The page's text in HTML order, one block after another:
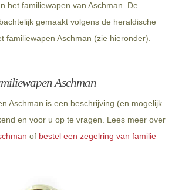
het familiewapen van Aschman. De
gemaakt volgens de heraldische
familiewapen Aschman (zie hieronder).
Aschman
Aschman is een beschrijving (en mogelijk
en voor u op te vragen. Lees meer over
of bestel een zegelring van familie